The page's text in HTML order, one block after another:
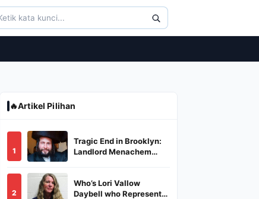
🔥Artikel Pilihan
1
Tragic End in Brooklyn:
Landlord Menachem
Burned in a Dumpster
2
Who’s Lori Vallow
Daybell who Represents